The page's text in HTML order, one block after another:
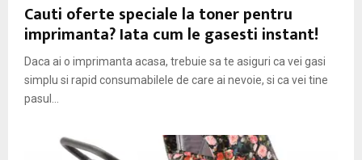
Cauti oferte speciale la toner pentru
imprimanta? Iata cum le gasesti instant!
Daca ai o imprimanta acasa, trebuie sa te asiguri ca vei gasi
simplu si rapid consumabilele de care ai nevoie, si ca vei tine
pasul...